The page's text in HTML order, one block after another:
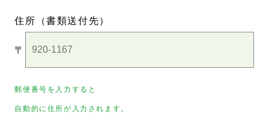
住所 （書類送付先）
〒
郵便番号を入力すると
自動的に住所が入力されます。